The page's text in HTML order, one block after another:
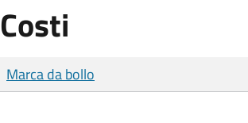
Costi
Tipo di pagamento
Importo
Marca da bollo